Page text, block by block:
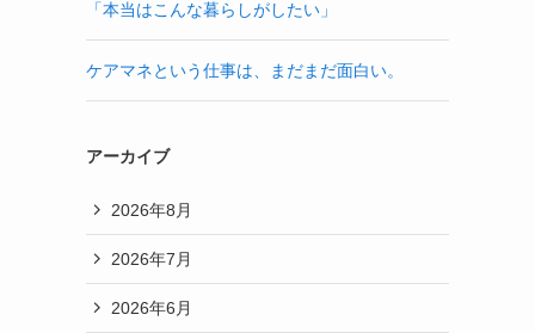
「本当はこんな暮らしがしたい」
ケアマネという仕事は、まだまだ面白い。
アーカイブ
2026年8月
2026年7月
2026年6月